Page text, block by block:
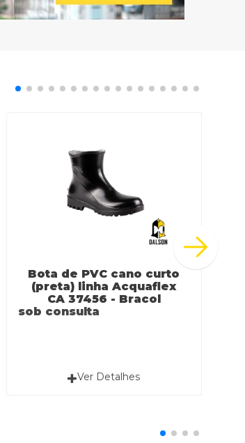
Bota de PVC cano curto
(preta) linha Acquaflex
CA 37456 - Bracol
sob consulta
Ver Detalhes